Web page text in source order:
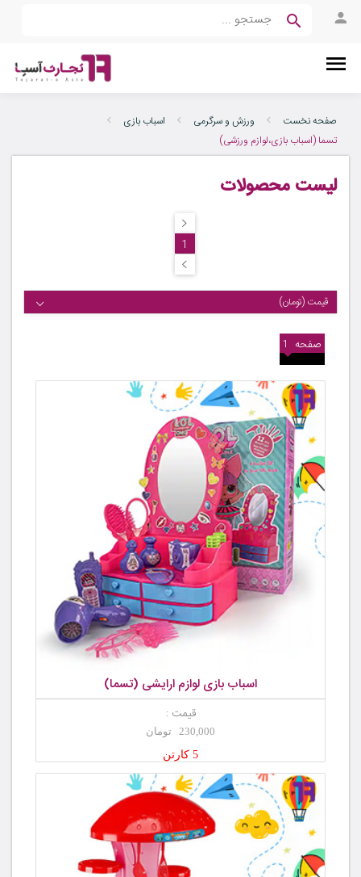
صفحه نخست ورزش و سرگرمی
اسباب بازی
تسما (اسباب بازی،لوازم ورزشی)
لیست محصولات
1
قیمت (تومان)
صفحه 1
اسباب بازی لوازم ارایشی (تسما)
قیمت :
230,000 تومان
5 کارتن